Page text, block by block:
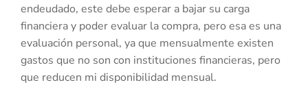
endeudado, este debe esperar a bajar su carga
financiera y poder evaluar la compra, pero esa es una
evaluación personal, ya que mensualmente existen
gastos que no son con instituciones financieras, pero
que reducen mi disponibilidad mensual.